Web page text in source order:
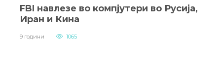
FBI навлезе во компјутери во Русија,
Иран и Кина
9 години 1065